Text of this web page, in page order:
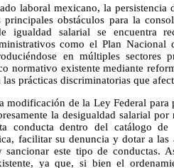
laboral mexicano, la persistencia
obstáculos para la
salarial se encuentra
como el Plan Nacional
en múltiples sectores
normativo existente mediante
prácticas discriminatorias que
modificación de la Ley Federal
la desigualdad salarial
conducta dentro del catálogo de
facilitar su denuncia y dotar a las
sancionar este tipo de conductas.
ya que, si bien el